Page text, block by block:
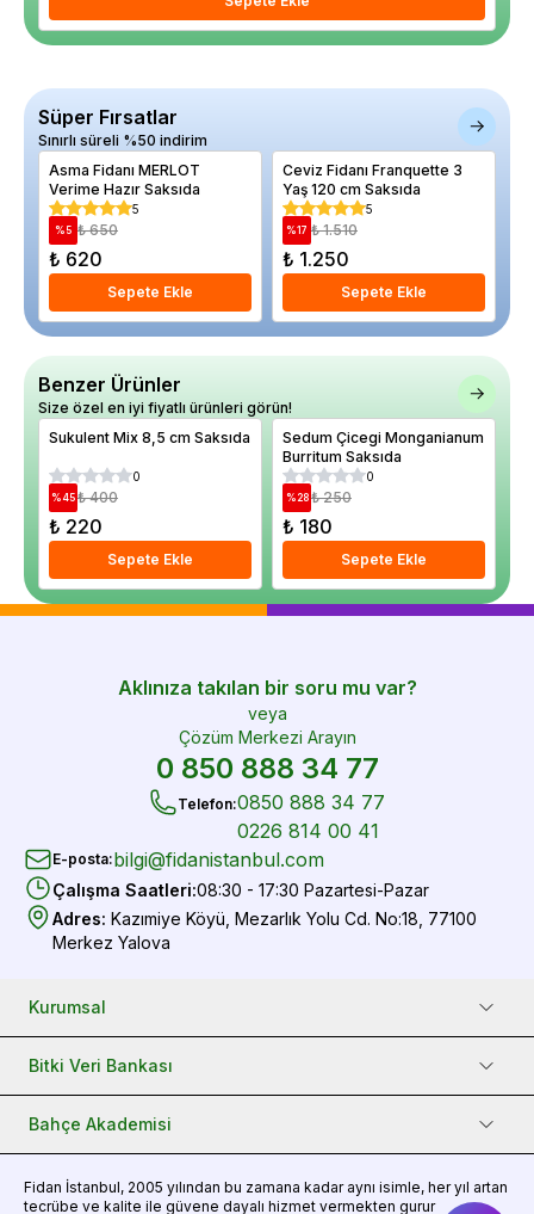
Süper Fırsatlar
Sınırlı süreli %50 indirim
Asma Fidanı MERLOT
Verime Hazır Saksıda
5
% 5 ₺ 650
₺ 620
Sepete Ekle
Ceviz Fidanı Franquette 3
Yaş 120 cm Saksıda
5
%17 ₺ 1.510
₺ 1.250
Sepete Ekle
Benzer Ürünler
Size özel en iyi fiyatlı ürünleri görün!
Sukulent Mix 8,5 cm Saksıda
0
%45 ₺ 400
₺ 220
Sepete Ekle
Sedum Çicegi Monganianum
Burritum Saksıda
0
%28 ₺ 250
₺ 180
Sepete Ekle
Aklınıza takılan bir soru mu var?
veya
Çözüm Merkezi Arayın
0 850 888 34 77
Telefon:0850 888 34 77
0226 814 00 41
E-posta:bilgi@fidanistanbul.com
Çalışma Saatleri:08:30 - 17:30 Pazartesi-Pazar
Adres: Kazımiye Köyü, Mezarlık Yolu Cd. No:18, 77100
Merkez Yalova
Kurumsal
Bitki Veri Bankası
Bahçe Akademisi
Fidan İstanbul, 2005 yılından bu zamana kadar aynı isimle, her yıl artan
tecrübe ve kalite ile güvene dayalı hizmet vermekten gurur